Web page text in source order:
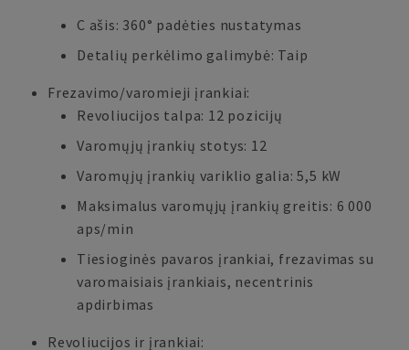
C ašis: 360° padėties nustatymas
Detalių perkėlimo galimybė: Taip
Frezavimo/varomieji įrankiai:
Revoliucijos talpa: 12 pozicijų
Varomųjų įrankių stotys: 12
Varomųjų įrankių variklio galia: 5,5 kW
Maksimalus varomųjų įrankių greitis: 6 000
aps/min
Tiesioginės pavaros įrankiai, frezavimas su
varomaisiais įrankiais, necentrinis
apdirbimas
Revoliucijos ir įrankiai: